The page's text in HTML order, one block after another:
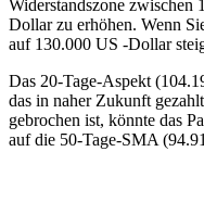
Widerstandszone
Dollar zu erhöhen. Wenn
auf 130.000 US -Dollar
Das 20-Tage-Aspekt
das in naher Zukunft
gebrochen ist, könnte das
auf die 50-Tage-SMA